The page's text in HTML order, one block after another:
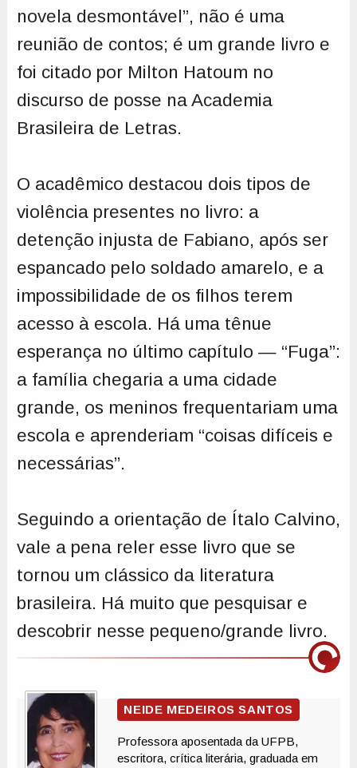
novela desmontável”, não é uma
reunião de contos; é um grande livro e
foi citado por Milton Hatoum no
discurso de posse na Academia
Brasileira de Letras.
O acadêmico destacou dois tipos de
violência presentes no livro: a
detenção injusta de Fabiano, após ser
espancado pelo soldado amarelo, e a
impossibilidade de os filhos terem
acesso à escola. Há uma tênue
esperança no último capítulo — “Fuga”:
a família chegaria a uma cidade
grande, os meninos frequentariam uma
escola e aprenderiam “coisas difíceis e
necessárias”.
Seguindo a orientação de Ítalo Calvino,
vale a pena reler esse livro que se
tornou um clássico da literatura
brasileira. Há muito que pesquisar e
descobrir nesse pequeno/grande livro.